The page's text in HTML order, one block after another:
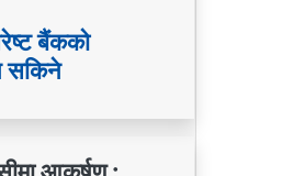
बैंकको
सकिने